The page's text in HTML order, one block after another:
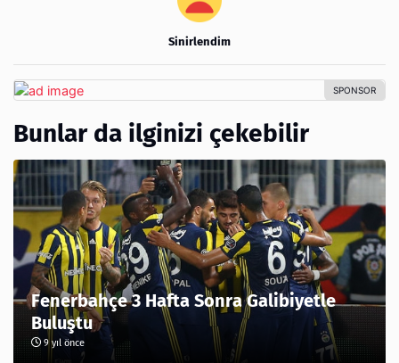
Sinirlendim
Bunlar da ilginizi çekebilir
Fenerbahçe 3 Hafta Sonra Galibiyetle
Buluştu
9 yıl önce